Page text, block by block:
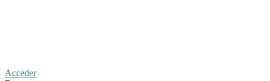
Acceder